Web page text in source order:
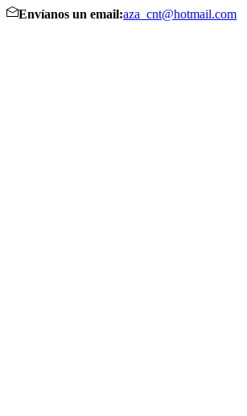
Envíanos un email:aza_cnt@hotmail.com